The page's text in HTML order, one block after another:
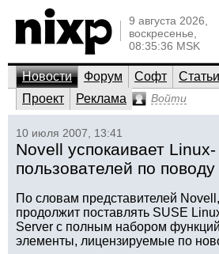
9 августа 2026,
воскресенье,
08:35:36 MSK
Новости Форум Софт Статьи
Проект
Реклама Войти
10 июля 2007, 13:41
Novell успокаивает Linux-
пользователей по
По словам представителей
продолжит поставлять SUSE
Server с полным набором
элементы, лицензируемые по